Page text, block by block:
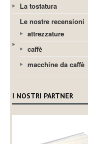
La tostatura
Le nostre recensioni
attrezzature
caffè
macchine da caffè
I NOSTRI PARTNER